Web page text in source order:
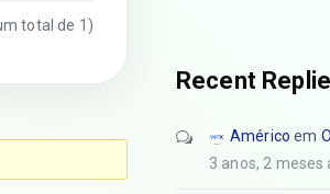
total de 1)
Recent
Américo em
3 anos, 2 meses